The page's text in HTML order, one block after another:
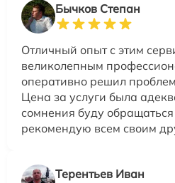
Бычков Степан
Отличный опыт с этим
великолепным
оперативно решил
Цена за услуги была
сомнения буду
рекомендую всем своим
Терентьев Иван